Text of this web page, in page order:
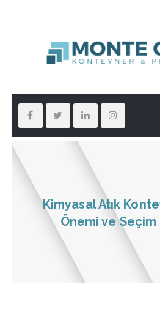
Kimyasal Atık
Önemi ve